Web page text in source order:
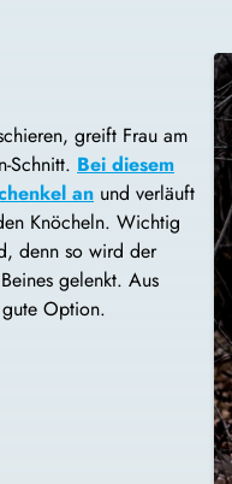
greift Frau am
Schnitt. Bei diesem
an und verläuft
Knöcheln. Wichtig
denn so wird der
gelenkt. Aus
Option.